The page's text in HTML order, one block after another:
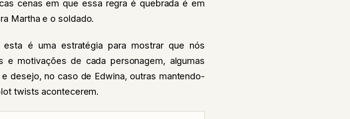
Martha e o soldado.
e motivações de cada personagem, algumas
desejo, no caso de Edwina, outras mantendo-
twists acontecerem.